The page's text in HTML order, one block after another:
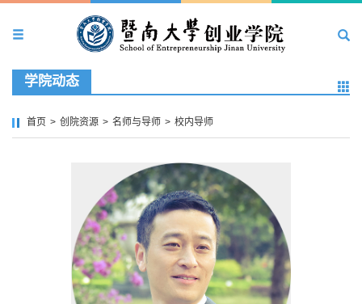
学院动态
首页 > 创院资源 > 名师与导师 > 校内导师